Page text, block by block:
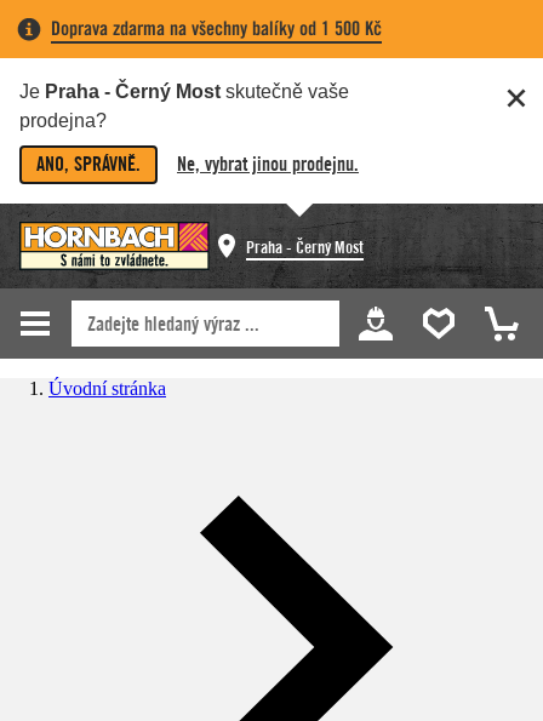
Doprava zdarma na všechny balíky od 1 500 Kč
Je Praha - Černý Most skutečně vaše
prodejna?
ANO, SPRÁVNĚ. Ne, vybrat jinou prodejnu.
Praha - Černý Most
Úvodní stránka